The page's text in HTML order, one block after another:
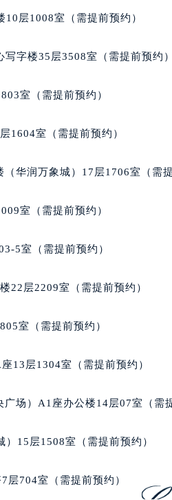
层1015室（需提前预约）
7层G室（需提前预约）
心T1写字楼9层907室（需提前预
楼16层1603室（需提前预约）
厦38层09室（需提前预约）
厦B座12楼03室（需提前预约）
04室（需提前预约）
座(旺进大厦)18层09室（需提前
写字楼10层06室（需提前预约）
国际中心E座6楼10室（需提前预
写字楼A座10层1002室（需提前
街70号华润万象城写字楼（鄂尔
际金融中心写字楼20层01室（需
层1008室（需提前预约）
字楼35层3508室（需提前预约）
室（需提前预约）
1604室（需提前预约）
华润万象城）17层1706室（需提
室（需提前预约）
5室（需提前预约）
22层2209室（需提前预约）
室（需提前预约）
13层1304室（需提前预约）
场）A1座办公楼14层07室（需
15层1508室（需提前预约）
层704室（需提前预约）